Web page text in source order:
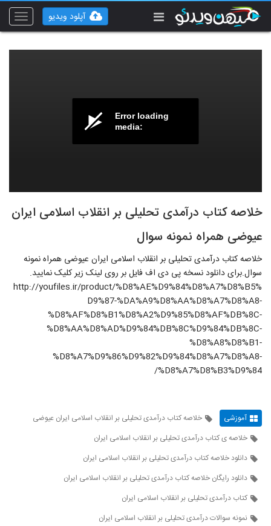
Toggle
آپلود ویدیو
Error loading
media:
خلاصه کتاب درآمدی تحلیلی بر انقلاب اسلامی ایران
عیوضی همراه نمونه سوال
خلاصه کتاب درآمدی تحلیلی بر انقلاب اسلامی ایران عیوضی همراه نمونه
سوال.برای دانلود نسخه پی دی اف فایل بر روی لینک زیر کلیک نمایید.
http://youfiles.ir/product/%D8%AE%D9%84%D8%A7%D8%B5%
D9%87-%DA%A9%D8%AA%D8%A7%D8%A8-
%D8%AF%D8%B1%D8%A2%D9%85%D8%AF%DB%8C-
%D8%AA%D8%AD%D9%84%DB%8C%D9%84%DB%8C-
%D8%A8%D8%B1-
%D8%A7%D9%86%D9%82%D9%84%D8%A7%D8%A8-
%D8%A7%D8%B3%D9%84/
آموزشی
خلاصه کتاب درآمدی تحلیلی بر انقلاب اسلامی ایران عیوضی
خلاصه ی کتاب درآمدی تحلیلی بر انقلاب اسلامی ایران
دانلود خلاصه کتاب درآمدی تحلیلی بر انقلاب اسلامی ایران
دانلود رایگان خلاصه کتاب درآمدی تحلیلی بر انقلاب اسلامی ایران
کتاب درآمدی تحلیلی بر انقلاب اسلامی ایران
نمونه سوالات درآمدی تحلیلی بر انقلاب اسلامی ایران